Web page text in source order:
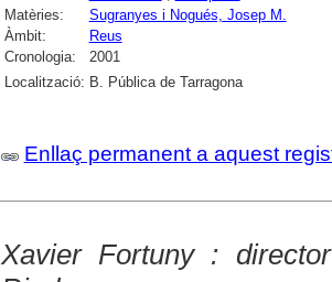
Matèries:
Sugranyes i Nogués, Josep M.
Àmbit:
Reus
Cronologia:
2001
Localització: B. Pública de Tarragona
Enllaç permanent a aquest
Xavier Fortuny :